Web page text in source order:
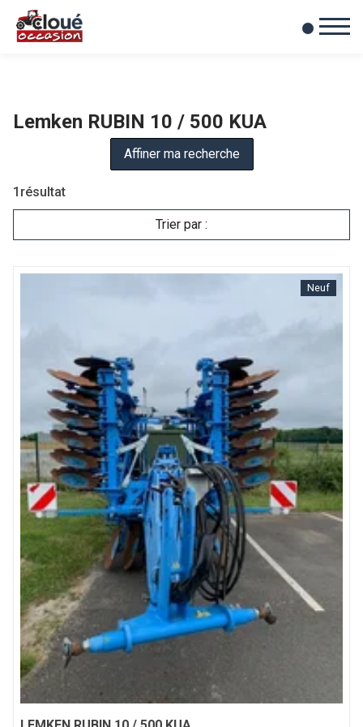
Mes favoris
0
Lemken RUBIN 10 / 500 KUA
1 résultat
Trier par :
Affiner ma recherche
Neuf